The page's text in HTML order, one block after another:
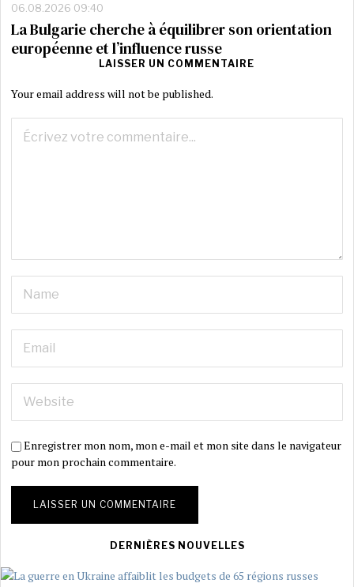
06.08.2026 09:40
La Bulgarie cherche à équilibrer son orientation
européenne et l’influence russe
LAISSER UN COMMENTAIRE
Your email address will not be published.
Enregistrer mon nom, mon e-mail et mon site dans le navigateur
pour mon prochain commentaire.
DERNIÈRES NOUVELLES